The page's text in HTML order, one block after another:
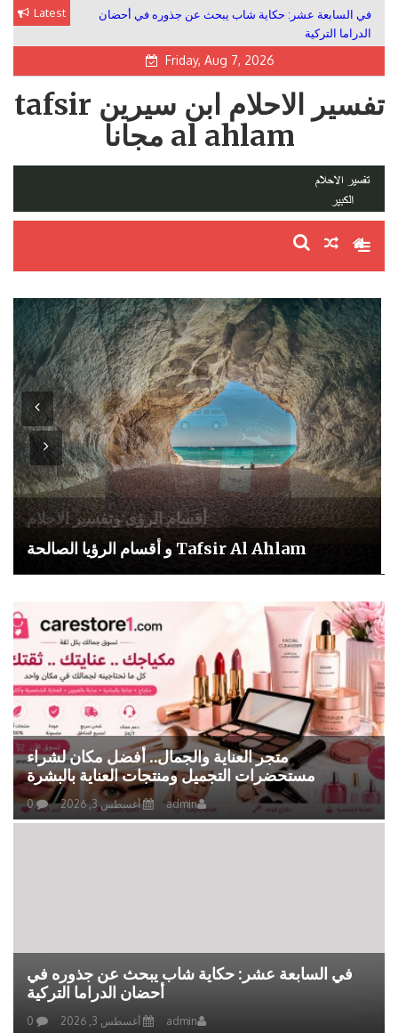
content
Latest
في السابعة عشر: حكاية شاب يبحث عن جذوره في أحضان
الدراما التركية
Friday, Aug 7, 2026
تفسير الاحلام ابن سيرين tafsir
al ahlam مجانا
Tafsir Al Ahlam و أقسام الرؤيا الصالحة
متجر العناية والجمال.. أفضل مكان لشراء
مستحضرات التجميل ومنتجات العناية بالبشرة
admin أغسطس 3, 2026 0
في السابعة عشر: حكاية شاب يبحث عن جذوره في
أحضان الدراما التركية
admin أغسطس 3, 2026